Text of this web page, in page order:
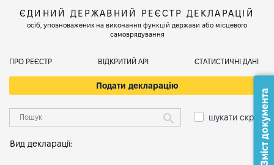
ЄДИНИЙ ДЕРЖАВНИЙ РЕЄСТР ДЕКЛАРАЦІЙ
осіб, уповноважених на виконання функцій держави або місцевого
самоврядування
ПРО РЕЄСТР ВІДКРИТИЙ АРІ СТАТИСТИЧНІ ДАНІ
Подати декларацію
шукати скрізь
Вид декларації: Зміст документа